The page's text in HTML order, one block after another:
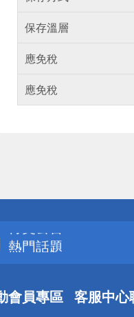
保存溫層
應免稅
應免稅
詐騙網頁！請小心！
得獎公告
熱門話題
銀行優惠
詐騙網頁！請小心！
會員專區 客服中心